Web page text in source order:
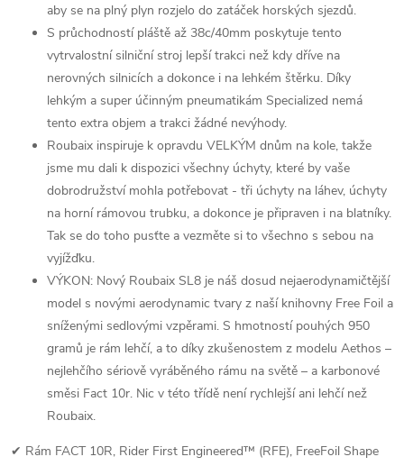
aby se na plný plyn rozjelo do zatáček horských sjezdů.
S průchodností pláště až 38c/40mm poskytuje tento
vytrvalostní silniční stroj lepší trakci než kdy dříve na
nerovných silnicích a dokonce i na lehkém štěrku. Díky
lehkým a super účinným pneumatikám Specialized nemá
tento extra objem a trakci žádné nevýhody.
Roubaix inspiruje k opravdu VELKÝM dnům na kole, takže
jsme mu dali k dispozici všechny úchyty, které by vaše
dobrodružství mohla potřebovat - tři úchyty na láhev, úchyty
na horní rámovou trubku, a dokonce je připraven i na blatníky.
Tak se do toho pusťte a vezměte si to všechno s sebou na
vyjížďku.
VÝKON: Nový Roubaix SL8 je náš dosud nejaerodynamičtější
model s novými aerodynamic tvary z naší knihovny Free Foil a
sníženými sedlovými vzpěrami. S hmotností pouhých 950
gramů je rám lehčí, a to díky zkušenostem z modelu Aethos –
nejlehčího sériově vyráběného rámu na světě – a karbonové
směsi Fact 10r. Nic v této třídě není rychlejší ani lehčí než
Roubaix.
✔ Rám FACT 10R, Rider First Engineered™ (RFE), FreeFoil Shape